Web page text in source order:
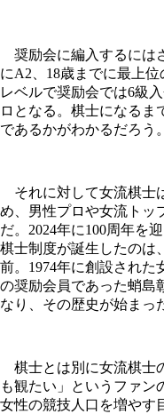
奨励会に編入するには
にA2、18歳までに最上
レベルで奨励会では6級
ロとなる。棋士になるま
であるかがわかるだろう。
それに対して女流棋士
め、男性プロや女流トッ
だ。2024年に100周年を
棋士制度が誕生したのは
前。1974年に創設された
の奨励会員であった蛸島
なり、その歴史が始まっ
棋士とは別に女流棋士
も観たい」というファン
女性の競技人口を増やす